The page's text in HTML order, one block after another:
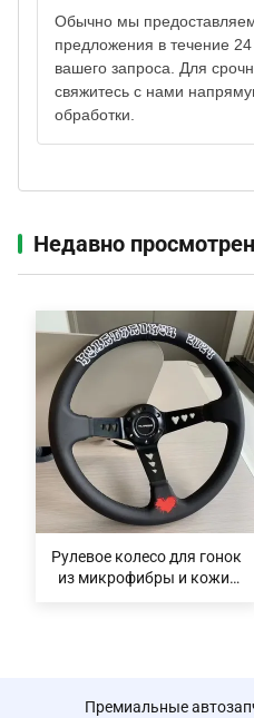
Обычно мы
предложения в течение
вашего запроса. Для
свяжитесь с нами
обработки.
Недавно
Рулевое колесо для гонок
из микрофибры и кожи/
Премиальные